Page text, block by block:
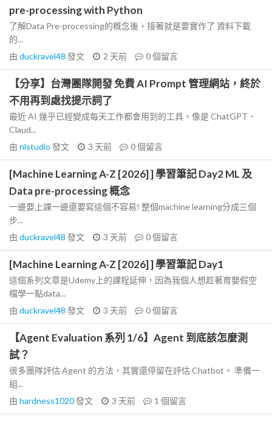
pre-processing with Python
了解Data Pre-processing的概念後，接著就是要實作了 資料下載
的...
由 duckravel48 發文 2 天前 0個留言
【分享】台灣團隊開發 免費 AI Prompt 管理網站，終於
不用再到處找提示詞了
最近 AI 幾乎已經變成每天工作都會用到的工具。像是 ChatGPT、
Claud...
由 nlstudio 發文 3 天前 0個留言
[Machine Learning A-Z [2026] ] 學習筆記 Day2 ML 及
Data pre-processing 概念
一邊要上課一邊還要寫這個不容易! 整個machine learning分成三個
步...
由 duckravel48 發文 3 天前 0個留言
[Machine Learning A-Z [2026] ] 學習筆記 Day1
這個系列文章是Udemy上的課程延伸，因為我個人想趁著育嬰假空
檔學一點data...
由 duckravel48 發文 3 天前 0個留言
【Agent Evaluation 系列 1/6】Agent 到底該怎麼測
試？
很多團隊評估 Agent 的方法，其實還停留在評估 Chatbot。 準備一
組...
由 hardness1020發文 3 天前 1 個留言